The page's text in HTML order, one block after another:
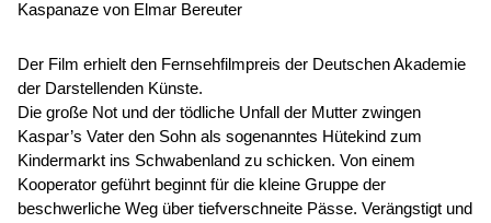
Kaspanaze von Elmar Bereuter
Der Film erhielt den Fernsehfilmpreis der Deutschen Akademie
der Darstellenden Künste.
Die große Not und der tödliche Unfall der Mutter zwingen
Kaspar’s Vater den Sohn als sogenanntes Hütekind zum
Kindermarkt ins Schwabenland zu schicken. Von einem
Kooperator geführt beginnt für die kleine Gruppe der
beschwerliche Weg über tiefverschneite Pässe. Verängstigt und